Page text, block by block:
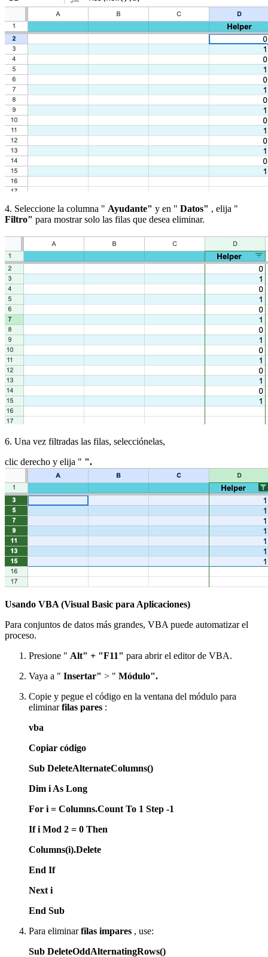
4. Seleccione la columna " Ayudante" y en " Datos" , elija "
Filtro" para mostrar solo las filas que desea eliminar.
6. Una vez filtradas las filas, selecciónelas,
clic derecho y elija " ".
Usando VBA (Visual Basic para Aplicaciones)
Para conjuntos de datos más grandes, VBA puede automatizar el
proceso.
Presione " Alt" + "F11" para abrir el editor de VBA.
Vaya a " Insertar" > " Módulo".
Copie y pegue el código en la ventana del módulo para
eliminarfilas pares :
vba
Copiar código
Sub DeleteAlternateColumns()
Dim i As Long
For i = Columns.Count To 1 Step -1
If i Mod 2 = 0 Then
Columns(i).Delete
End If
Next i
End Sub
Para eliminarfilas impares , use:
Sub DeleteOddAlternatingRows()